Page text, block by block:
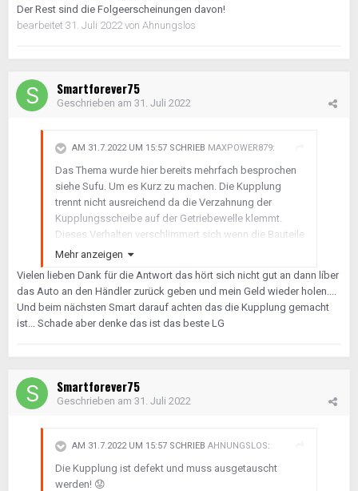
Der Rest sind die Folgeerscheinungen davon!
bearbeitet 31. Juli 2022von Ahnungslos
Smartforever75
Geschrieben am 31. Juli 2022
AM 31.7.2022 UM 15:57 SCHRIEB MAXPOWER879:
Das Thema wurde hier bereits mehrfach besprochen
siehe Sufu. Um es Kurz zu machen. Die Kupplung
trennt nicht ausreichend da die Verzahnung der
Kupplungsscheibe auf der Getriebewelle klemmt.
Dieses Verhalten verschlimmert sich wenn die Bauteile
warm sind aufgrund der Ausdehnung des Materials.
Eingangswelle penibel reinigen und leicht mit Fett
benetzen. Hierbei ist allerdings ebenfalls weniger
mehr.
Das Fett liegt dem Sachs Kupplungskit bei.
Software auch behoben das geht dann allerdings auf
Mehr anzeigen
Vielen lieben Dank für die Antwort das hört sich nicht gut an dann líber
das Auto an den Händler zurück geben und mein Geld wieder holen....
Und beim nächsten Smart darauf achten das die Kupplung gemacht
ist... Schade aber denke das ist das beste LG
Smartforever75
Geschrieben am 31. Juli 2022
AM 31.7.2022 UM 15:57 SCHRIEB AHNUNGSLOS:
Die Kupplung ist defekt und muss ausgetauscht
werden! 😟